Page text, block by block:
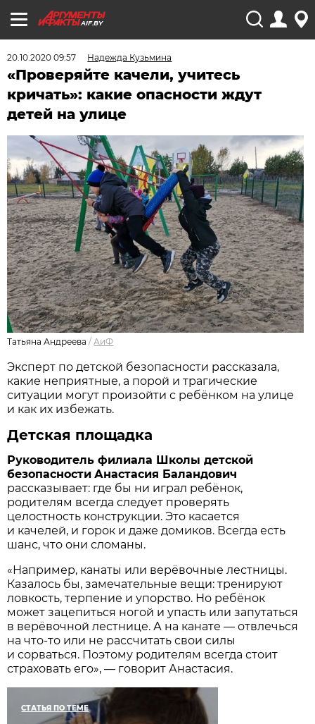
AIF.BY
20.10.2020 09:57 Надежда Кузьмина
«Проверяйте качели, учитесь
кричать»: какие опасности ждут
детей на улице
Татьяна Андреева / АиФ
Эксперт по детской безопасности рассказала,
какие неприятные, а порой и трагические
ситуации могут произойти с ребёнком на улице
и как их избежать.
Детская площадка
Руководитель филиала Школы детской
безопасности Анастасия Баландович
рассказывает: где бы ни играл ребёнок,
родителям всегда следует проверять
целостность конструкции. Это касается
и качелей, и горок и даже домиков. Всегда есть
шанс, что они сломаны.
«Например, канаты или верёвочные лестницы.
Казалось бы, замечательные вещи: тренируют
ловкость, терпение и упорство. Но ребёнок
может зацепиться ногой и упасть или запутаться
в верёвочной лестнице. А на канате — отвлечься
на что-то или не рассчитать свои силы
и сорваться. Поэтому родителям всегда стоит
страховать его», — говорит Анастасия.
СТАТЬЯ ПО ТЕМЕ